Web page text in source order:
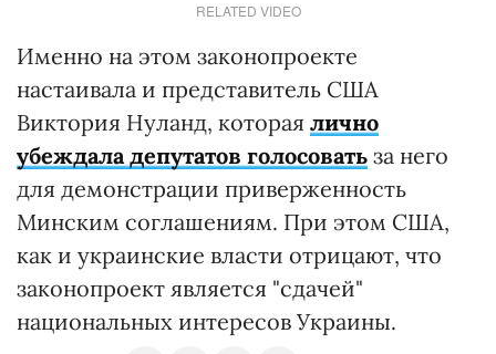
RELATED VIDEO
Именно на этом законопроекте
настаивала и представитель США
Виктория Нуланд, которая лично
убеждала депутатов голосовать за него
для демонстрации приверженность
Минским соглашениям. При этом США,
как и украинские власти отрицают, что
законопроект является "сдачей"
национальных интересов Украины.